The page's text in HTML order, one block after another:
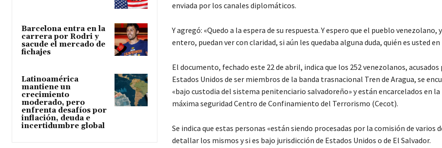
Barcelona entra en la
carrera por Rodri y
sacude el mercado de
fichajes
Latinoamérica
mantiene un
crecimiento
moderado, pero
enfrenta desafíos por
inflación, deuda e
incertidumbre global
enviada por los canales diplomáticos.
Y agregó: «Quedo a la espera de su respuesta. Y espero que el pueblo venezolano,
entero, puedan ver con claridad, si aún les quedaba alguna duda, quién es usted en
El documento, fechado este 22 de abril, indica que los 252 venezolanos, acusados
Estados Unidos de ser miembros de la banda trasnacional Tren de Aragua, se
«bajo custodia del sistema penitenciario salvadoreño» y están encarcelados en la
máxima seguridad Centro de Confinamiento del Terrorismo (Cecot).
Se indica que estas personas «están siendo procesadas por la comisión de varios
detallar los mismos y si es bajo jurisdicción de Estados Unidos o de El Salvador.